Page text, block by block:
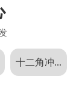
十二角冲...